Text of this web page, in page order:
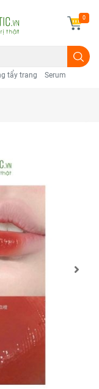
tẩy trang Serum
0